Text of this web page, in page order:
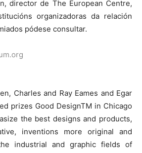
director de The European Centre,
organizadoras da relación
pódese consultar.
Charles and Ray Eames and Egar
prizes Good DesignTM in Chicago
the best designs and products,
inventions more original and
industrial and graphic fields of